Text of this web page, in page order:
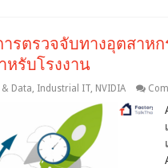
รตรวจจับทางอุตสาห
หรับโรงงาน
& Data, Industrial IT, NVIDIA